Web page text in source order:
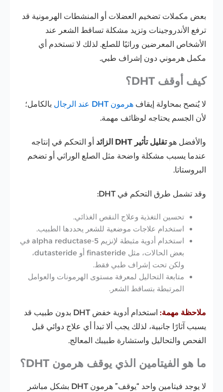
بعض مكملات تضخيم العضلات أو المنشطات الهرمونية قد
ترفع الأندروجينات وتزيد مشكلة تساقط الشعر عند
الأشخاص المعرضين وراثيًا للصلع. لذلك لا تستخدم أي
مكمل هرموني دون إشراف طبي.
كيف أوقف DHT؟
لا يُنصح بمحاولة إيقافهرمون DHT عند الرجال
بالكامل؛
لأن الجسم يحتاجه لوظائف مهمة.
والأفضل هوتقليل تأثير DHT الزائد
أو التحكم في إنتاجه
عندما يسبب مشكلة واضحة مثل الصلع الوراثي أو تضخم
البروستاتا.
وقد تشمل طرق التحكم في DHT:
تحسين التغذية وعلاج النقص الغذائي.
استخدام علاجات موضعية للشعر يحددها الطبيب.
استخدام أدوية مثبطة لإنزيم 5-alpha reductase في
بعض الحالات، مثل finasteride أو dutasteride،
ولكن تحت إشراف طبي فقط.
متابعة التحاليل لمعرفة مستوى الهرمونات والعوامل
المرتبطة بتساقط الشعر.
ملاحظة مهمة:
استخدام أدوية خفض DHT بدون طبيب قد
يسبب آثارًا جانبية، لذلك يجب ألا تبدأ أي علاج دوائي قبل
الفحص والتحاليل واستشارة طبيبك المعالج.
ما هو الفيتامين الذي يوقف هرمون DHT؟
لا يوجد فيتامين واحد “يوقف” هرمون DHT بشكل مباشر